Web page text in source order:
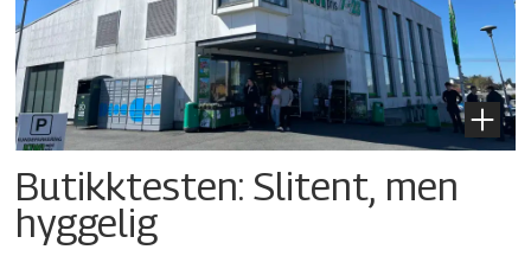
Butikktesten: Slitent, men
hyggelig